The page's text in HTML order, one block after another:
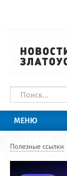
МЕНЮ
Полезные ссылки